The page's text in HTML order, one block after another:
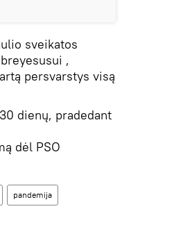
sveikatos
,
persvarstys visą
dienų, pradedant
dėl PSO
pandemija